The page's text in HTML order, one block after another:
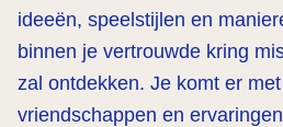
ideeën, speelstijlen en
binnen je vertrouwde kring
zal ontdekken. Je komt er
vriendschappen en